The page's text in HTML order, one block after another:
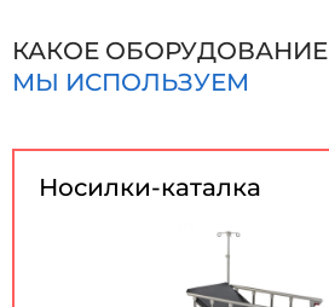
КАКОЕ ОБОРУДОВАНИЕ
МЫ ИСПОЛЬЗУЕМ
Носилки-каталка